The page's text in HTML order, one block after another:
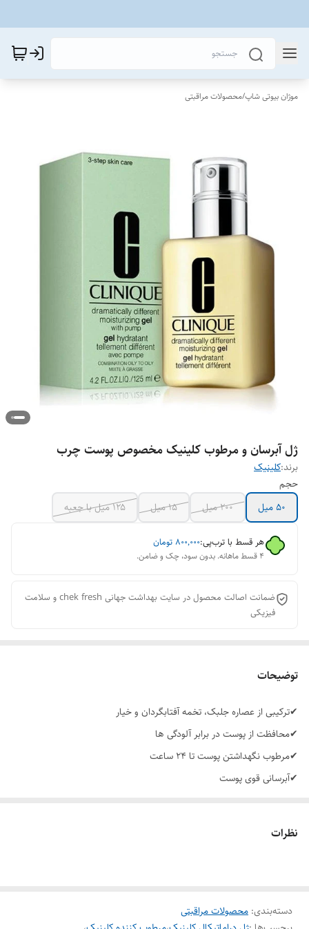
موژان بیوتی شاپ/محصولات مراقبتی
ژل آبرسان و مرطوب کلینیک مخصوص پوست چرب
برند:کلینیک
حجم
۵۰ میل
۲۰۰ میل 15 میل ۱۲۵ میل با جعبه
هر قسط با ترب‌پی:۸۰۰٬۰۰۰ تومان
۴ قسط ماهانه. بدون سود، چک و ضامن.
ضمانت اصالت محصول در سایت بهداشت جهانی chek fresh و سلامت
فیزیکی
توضیحات
✔ترکیبی از عصاره جلبک، تخمه آفتابگردان و خیار
✔محافظت از پوست در برابر آلودگی ها
✔مرطوب نگهداشتن پوست تا 24 ساعت
✔آبرسانی قوی پوست
✔کمک به درخشان تر شدن و نرم تر شدن پوست
✔مناسب برای همه ی پوست ها
نظرات
دسته‌بندی: محصولات مراقبتی